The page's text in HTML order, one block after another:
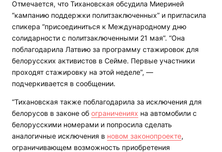
Отмечается, что Тихановская обсудила Миериней
“кампанию поддержки политзаключенных” и пригласила
спикера “присоединиться к Международному дню
солидарности с политзаключенными 21 мая”. “Она
поблагодарила Латвию за программу стажировок для
белорусских активистов в Сейме. Первые участники
проходят стажировку на этой неделе”, —
подчеркивается в сообщении.
“Тихановская также поблагодарила за исключения для
белорусов в законе об ограничениях на автомобили с
белорусскими номерами и попросила сделать
аналогичные исключения в новом законопроекте,
ограничивающем возможность приобретения